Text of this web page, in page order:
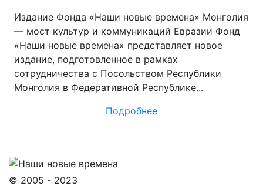
Издание Фонда «Наши новые времена» Монголия
— мост культур и коммуникаций Евразии Фонд
«Наши новые времена» представляет новое
издание, подготовленное в рамках
сотрудничества с Посольством Республики
Монголия в Федеративной Республике...
Подробнее
© 2005 - 2023